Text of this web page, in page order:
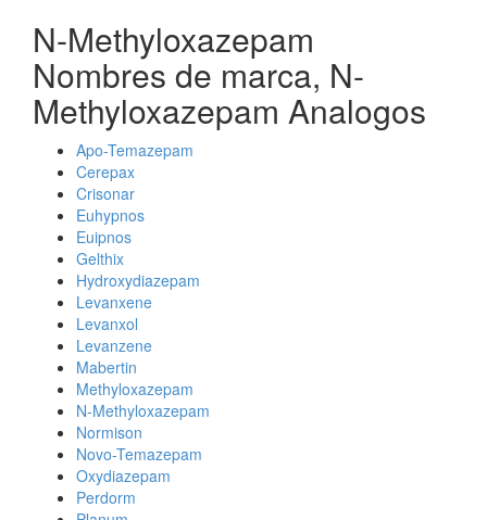
N-Methyloxazepam
Nombres de marca, N-
Methyloxazepam Analogos
Apo-Temazepam
Cerepax
Crisonar
Euhypnos
Euipnos
Gelthix
Hydroxydiazepam
Levanxene
Levanxol
Levanzene
Mabertin
Methyloxazepam
N-Methyloxazepam
Normison
Novo-Temazepam
Oxydiazepam
Perdorm